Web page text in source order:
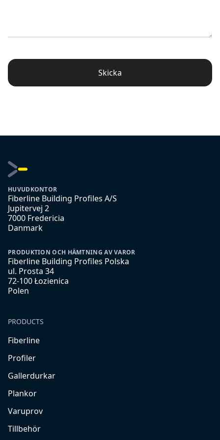
Skicka
HUVUDKONTOR
Fiberline Building Profiles A/S
Jupitervej 2
7000 Fredericia
Danmark
PRODUKTION OCH HÄMTNING AV VAROR
Fiberline Building Profiles Polska
ul. Prosta 34
72-100 Łozienica
Polen
PRODUCTS
Fiberline
Profiler
Gallerdurkar
Plankor
Varuprov
Tillbehör